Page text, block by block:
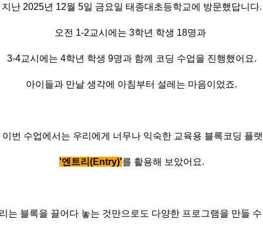
지난 2025년 12월 5일 금요일 태종대초등학교에 방문했답니다.
오전 1-2교시에는 3학년 학생 18명과
3-4교시에는 4학년 학생 9명과 함께 코딩 수업을 진행했어요.
아이들과 만날 생각에 아침부터 설레는 마음이었죠.
이번 수업에서는 우리에게 너무나 익숙한 교육용 블록코딩 플
'엔트리(Entry)'를 활용해 보았어요.
는 블록을 끌어다 놓는 것만으로도 다양한 프로그램을 만들 수